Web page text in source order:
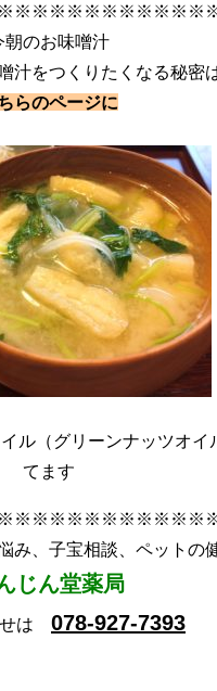
朝のお味噌汁
汁をつくりたくなる秘密
らのページに
ル（グリーンナッツオイ
てます
み、子宝相談、ペットの
じん堂薬局
せは 078-927-7393